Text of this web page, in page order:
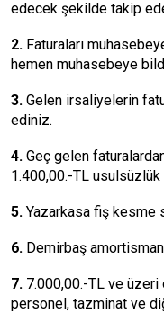
edecek şekilde takip
2. Faturaları
hemen muhasebeye
3. Gelen irsaliyelerin
ediniz.
4. Geç gelen
1.400,00.-TL
5. Yazarkasa fiş kesme
6. Demirbaş amortisman
7. 7.000,00.-TL ve
personel, tazminat ve